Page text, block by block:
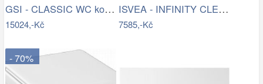
GSI - CLASSIC WC kombi, spodní/zadní…
15024,-Kč
ISVEA - INFINITY CLEANWASH závěsná WC…
7585,-Kč
- 70%